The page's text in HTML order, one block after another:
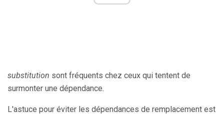
substitution sont fréquents chez ceux qui tentent de
surmonter une dépendance.
L'astuce pour éviter les dépendances de remplacement est